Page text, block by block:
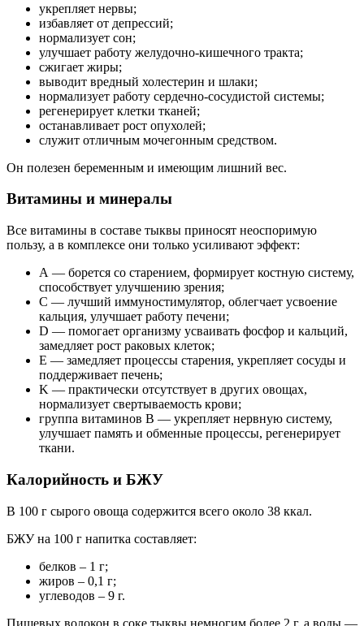
укрепляет нервы;
избавляет от депрессий;
нормализует сон;
улучшает работу желудочно-кишечного тракта;
сжигает жиры;
выводит вредный холестерин и шлаки;
нормализует работу сердечно-сосудистой системы;
регенерирует клетки тканей;
останавливает рост опухолей;
служит отличным мочегонным средством.
Он полезен беременным и имеющим лишний вес.
Витамины и минералы
Все витамины в составе тыквы приносят неоспоримую
пользу, а в комплексе они только усиливают эффект:
А — борется со старением, формирует костную систему,
способствует улучшению зрения;
С — лучший иммуностимулятор, облегчает усвоение
кальция, улучшает работу печени;
D — помогает организму усваивать фосфор и кальций,
замедляет рост раковых клеток;
Е — замедляет процессы старения, укрепляет сосуды и
поддерживает печень;
K — практически отсутствует в других овощах,
нормализует свертываемость крови;
группа витаминов В — укрепляет нервную систему,
улучшает память и обменные процессы, регенерирует
ткани.
Калорийность и БЖУ
В 100 г сырого овоща содержится всего около 38 ккал.
БЖУ на 100 г напитка составляет:
белков – 1 г;
жиров – 0,1 г;
углеводов – 9 г.
Пищевых волокон в соке тыквы немногим более 2 г, а воды —